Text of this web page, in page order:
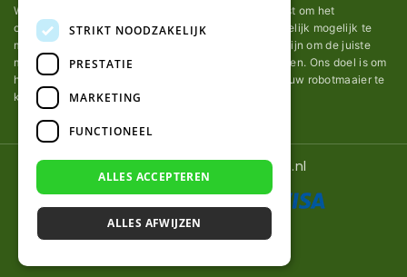
Wij van robotmaaier-mesjes.nl doen ons uiterste best om het
onderhoud van robot grasmaaier mesjes zo gemakkelijk mogelijk te
maken. Uit ervaring merkten we hoe lastig het kan zijn om de juiste
messen voor een automatische grasmachine te vinden. Ons doel is om
het u makkelijk te maken om de goede mesjes voor uw robotmaaier te
kopen.
© 2026 Robotmaaier-mesjes.nl
STRIKT NOODZAKELIJK
PRESTATIE
MARKETING
FUNCTIONEEL
ALLES ACCEPTEREN
ALLES AFWIJZEN